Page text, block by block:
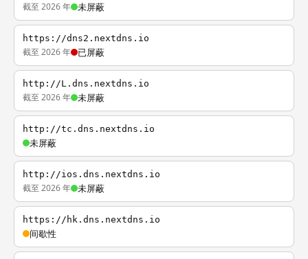
截至 2026 年 未屏蔽
https://dns2.nextdns.io
截至 2026 年 已屏蔽
http://L.dns.nextdns.io
截至 2026 年 未屏蔽
http://tc.dns.nextdns.io
未屏蔽
http://ios.dns.nextdns.io
截至 2026 年 未屏蔽
https://hk.dns.nextdns.io
间歇性